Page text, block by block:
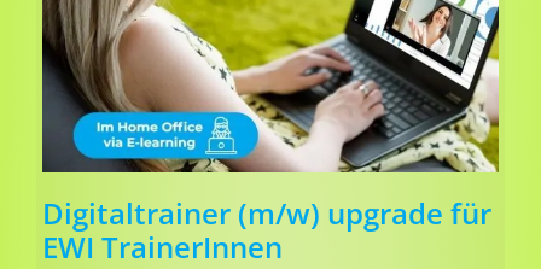
Digitaltrainer (m/w) upgrade für
EWI TrainerInnen